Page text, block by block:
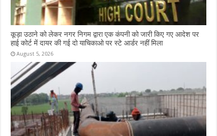
कूड़ा उठाने को लेकर नगर निगम द्वारा एक कंपनी को जारी किए गए आदेश पर
हाई कोर्ट में दायर की गई दो याचिकाओ पर स्टे आर्डर नहीं मिला
August 5, 2026